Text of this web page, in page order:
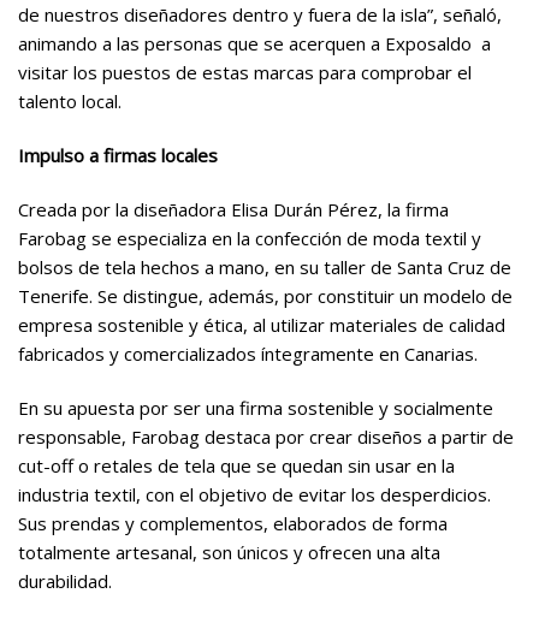
de nuestros diseñadores dentro y fuera de la isla”, señaló,
animando a las personas que se acerquen a Exposaldo a
visitar los puestos de estas marcas para comprobar el
talento local.
Impulso a firmas locales
Creada por la diseñadora Elisa Durán Pérez, la firma
Farobag se especializa en la confección de moda textil y
bolsos de tela hechos a mano, en su taller de Santa Cruz de
Tenerife. Se distingue, además, por constituir un modelo de
empresa sostenible y ética, al utilizar materiales de calidad
fabricados y comercializados íntegramente en Canarias.
En su apuesta por ser una firma sostenible y socialmente
responsable, Farobag destaca por crear diseños a partir de
cut-off o retales de tela que se quedan sin usar en la
industria textil, con el objetivo de evitar los desperdicios.
Sus prendas y complementos, elaborados de forma
totalmente artesanal, son únicos y ofrecen una alta
durabilidad.